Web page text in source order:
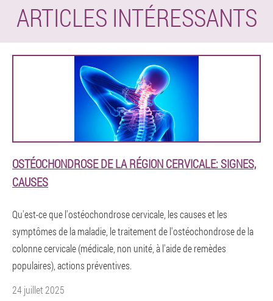
ARTICLES INTÉRESSANTS
OSTÉOCHONDROSE DE LA RÉGION CERVICALE: SIGNES,
CAUSES
Qu'est-ce que l'ostéochondrose cervicale, les causes et les
symptômes de la maladie, le traitement de l'ostéochondrose de la
colonne cervicale (médicale, non unité, à l'aide de remèdes
populaires), actions préventives.
24 juillet 2025